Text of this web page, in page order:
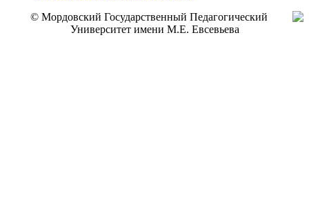
© Мордовский Государственный Педагогический
Университет имени М.Е. Евсевьева